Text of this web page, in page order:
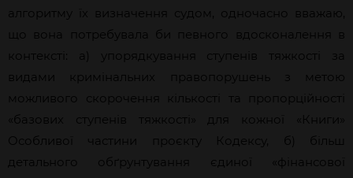
алгоритму їх визначення судом, одночасно вважаю,
що вона потребувала би певного вдосконалення в
контексті: а) упорядкування ступенів тяжкості за
видами кримінальних правопорушень з метою
можливого скорочення кількості та пропорційності
«базових ступенів тяжкості» для кожної «Книги»
Особливої частини проєкту Кодексу, б) більш
детального обґрунтування єдиної «фінансової